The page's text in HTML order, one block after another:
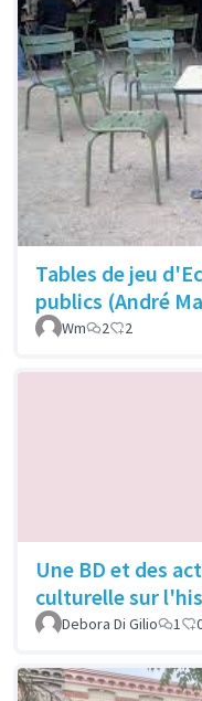
Tables de jeu
publics (André
Wm 2 2
Une BD et des
culturelle sur
Debora Di Gilio 1